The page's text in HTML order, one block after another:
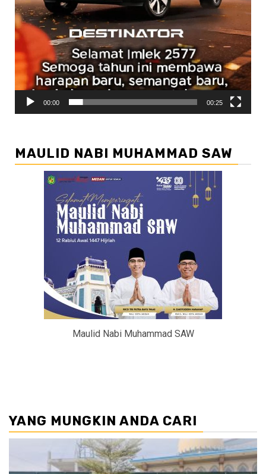
00:00 00:25
MAULID NABI MUHAMMAD SAW
Maulid Nabi Muhammad SAW
YANG MUNGKIN ANDA CARI